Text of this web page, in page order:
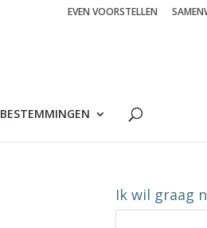
EVEN VOORSTELLEN
BESTEMMINGEN
Ik wil graag